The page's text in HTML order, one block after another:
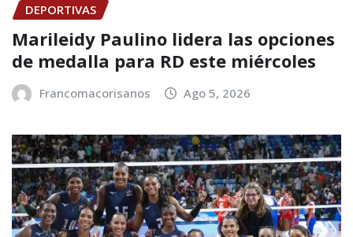
DEPORTIVAS
Marileidy Paulino lidera las opciones
de medalla para RD este miércoles
Francomacorisanos Ago 5, 2026